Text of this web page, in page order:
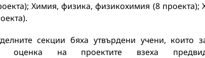
Химия, физика, физикохимия (8 проекта);
секции бяха утвърдени учени, които
оценка на проектите взеха